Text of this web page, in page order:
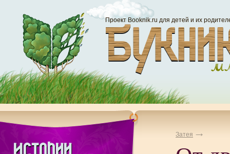
Проект Booknik.ru для детей и их
Затея